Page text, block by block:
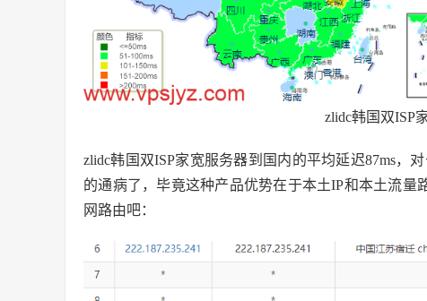
zlidc韩国双ISP
zlidc韩国双ISP家宽服务器到国内的平均延迟87ms，
的通病了，毕竟这种产品优势在于本土IP和本土流
网路由吧：